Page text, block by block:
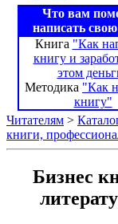
Что вам
написать
Книга "Как
книгу и
этом
Методика "Как
книгу"
Читателям >
книги,
Бизнес